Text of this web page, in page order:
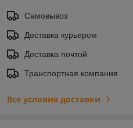
Самовывоз
Доставка курьером
Доставка почтой
Транспортная компания
Все условия доставки